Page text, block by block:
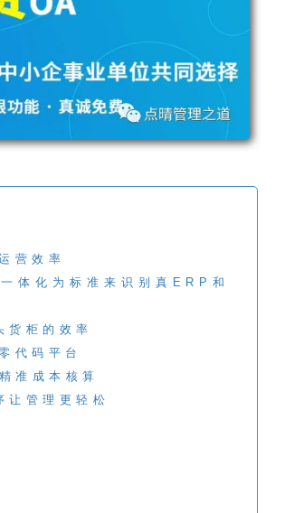
营效率
体化为标准来识别真ERP和
货柜的效率
代码平台
准成本核算
让管理更轻松